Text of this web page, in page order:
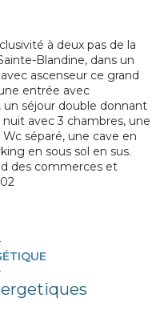
à deux pas de la
Blandine, dans un
ascenseur ce grand
entrée avec
séjour double donnant
avec 3 chambres, une
séparé, une cave en
en sous sol en sus.
des commerces et